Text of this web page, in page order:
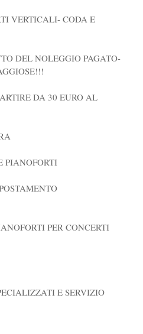
VERTICALI- CODA E
DEL NOLEGGIO PAGATO-
DA 30 EURO AL
PIANOFORTI
PER CONCERTI
E SERVIZIO